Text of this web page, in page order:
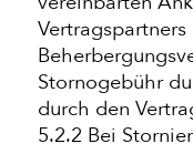
Stornogebühr
durch den
5.2.2 Bei